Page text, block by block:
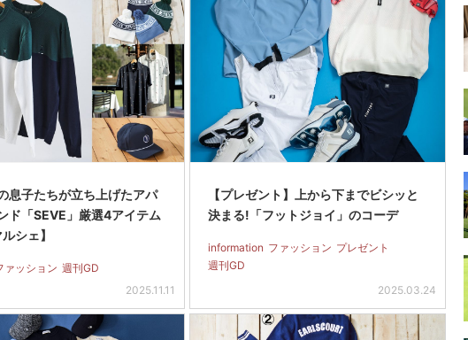
息子たちが立ち上げたアパ
ド「SEVE」厳選4アイテム
シェ】
ァッション 週刊GD
2025.11.11
【プレゼント】上から下までビシッと
決まる!「フットジョイ」のコーデ
information ファッション プレゼント
週刊GD
2025.03.24